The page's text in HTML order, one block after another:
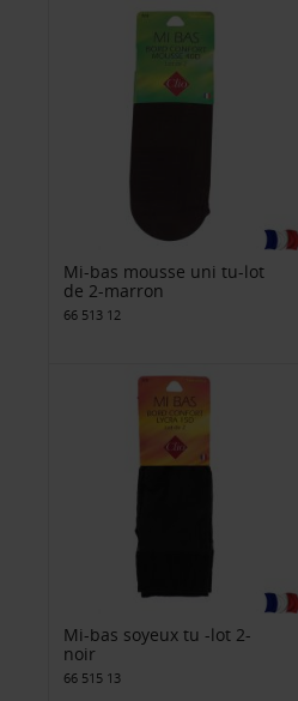
Mi-bas mousse uni tu-lot
de 2-marron
66 513 12
Mi-bas soyeux tu -lot 2-
noir
66 515 13